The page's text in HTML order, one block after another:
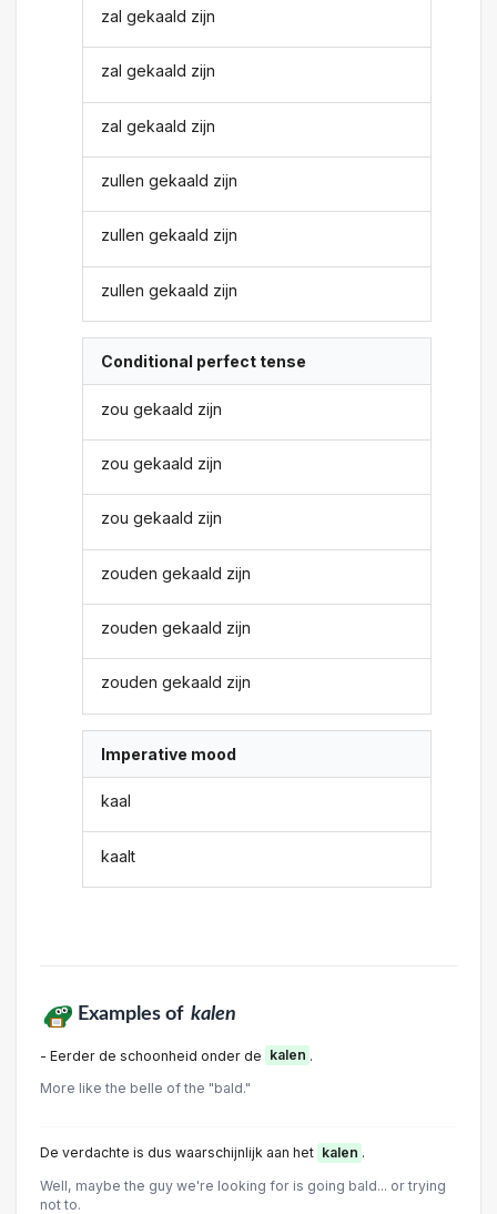
zal gekaald zijn
zal gekaald zijn
zal gekaald zijn
zullen gekaald zijn
zullen gekaald zijn
zullen gekaald zijn
Conditional perfect tense
zou gekaald zijn
zou gekaald zijn
zou gekaald zijn
zouden gekaald zijn
zouden gekaald zijn
zouden gekaald zijn
Imperative mood
kaal
kaalt
Examples of kalen
- Eerder de schoonheid onder de kalen .
More like the belle of the "bald."
De verdachte is dus waarschijnlijk aan het kalen .
Well, maybe the guy we're looking for is going bald... or trying
not to.